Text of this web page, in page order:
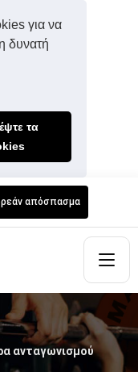
για να
δυνατή
τα
απόσπασμα
ανταγωνισμού